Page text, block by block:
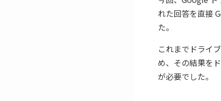
れた回答を直接
た。
これまでドライ
め、その結果を
が必要でした。